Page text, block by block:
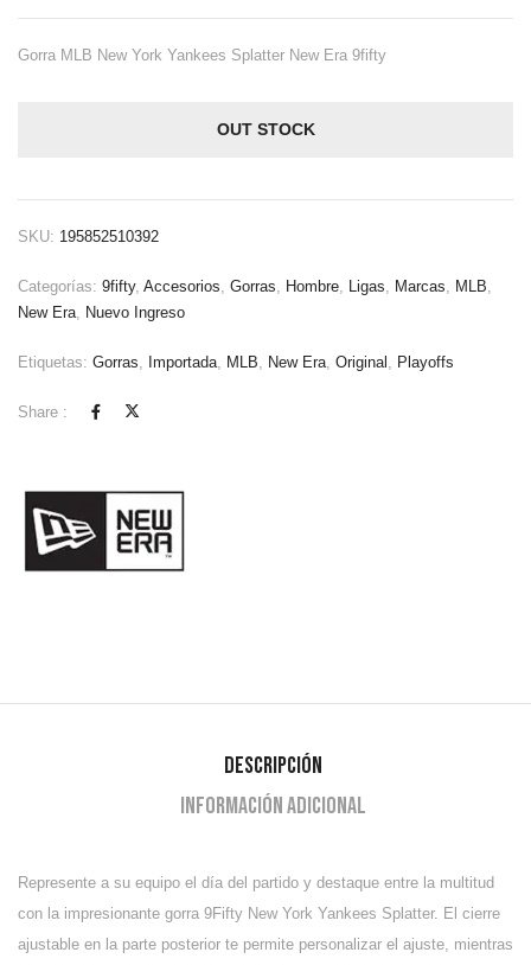
Gorra MLB New York Yankees Splatter New Era 9fifty
OUT STOCK
SKU: 195852510392
Categorías: 9fifty, Accesorios, Gorras, Hombre, Ligas, Marcas, MLB,
New Era, Nuevo Ingreso
Etiquetas: Gorras, Importada, MLB, New Era, Original , Playoffs
Share :
Descripción
Información adicional
Represente a su equipo el día del partido y destaque entre la multitud
con la impresionante gorra 9Fifty New York Yankees Splatter. El cierre
ajustable en la parte posterior te permite personalizar el ajuste, mientras